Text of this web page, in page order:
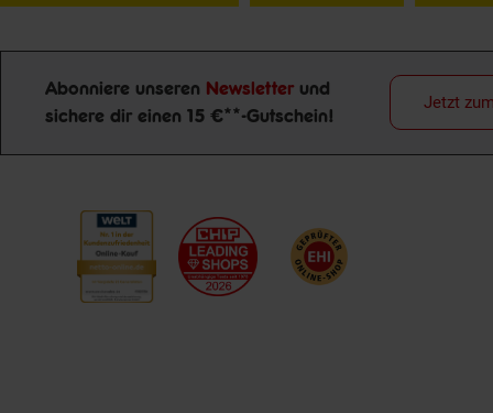
Newsletter Anmeldung
Abonniere unseren Newsletter und
sichere dir einen 15 €**-Gutschein!
Jetzt